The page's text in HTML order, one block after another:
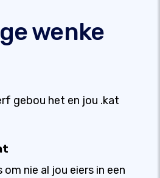
wenke
gebou het en jou .kat
nie al jou eiers in een